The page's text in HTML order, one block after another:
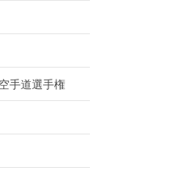
手道選手権